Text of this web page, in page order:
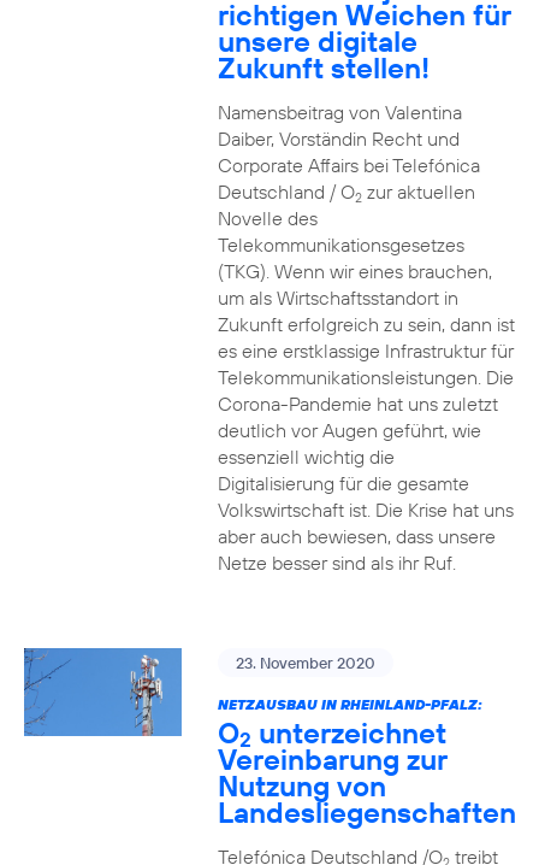
richtigen Weichen für
unsere digitale
Zukunft stellen!
Namensbeitrag von Valentina
Daiber, Vorständin Recht und
Corporate Affairs bei Telefónica
Deutschland / O2zur aktuellen
Novelle des
Telekommunikationsgesetzes
(TKG). Wenn wir eines brauchen,
um als Wirtschaftsstandort in
Zukunft erfolgreich zu sein, dann ist
es eine erstklassige Infrastruktur für
Telekommunikationsleistungen. Die
Corona-Pandemie hat uns zuletzt
deutlich vor Augen geführt, wie
essenziell wichtig die
Digitalisierung für die gesamte
Volkswirtschaft ist. Die Krise hat uns
aber auch bewiesen, dass unsere
Netze besser sind als ihr Ruf.
23. November 2020
NETZAUSBAU IN RHEINLAND-PFALZ:
O2 unterzeichnet
Vereinbarung zur
Nutzung von
Landesliegenschaften
Telefónica Deutschland /O treibt